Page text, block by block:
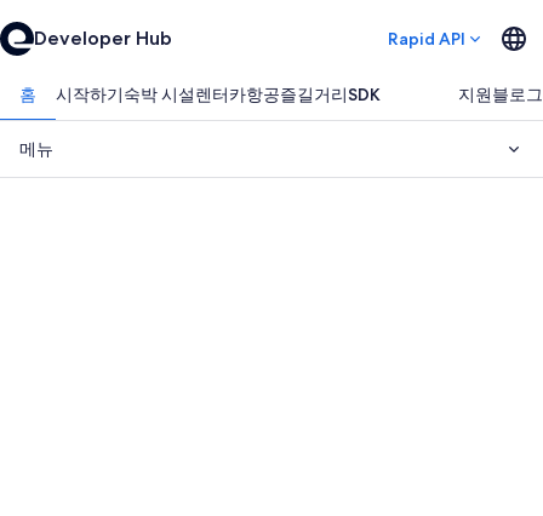
Developer Hub Rapid API
홈 시작하기숙박 시설렌터카항공즐길거리SDK 지원블로그
메뉴